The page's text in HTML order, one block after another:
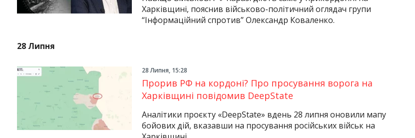
Харківщині, пояснив військово-політичний оглядач групи
“Інформаційний спротив” Олександр Коваленко.
28 Липня
28 Липня, 15:28
Прорив РФ на кордоні? Про просування ворога на
Харківщині повідомив DeepState
Аналітики проєкту «DeepState» вдень 28 липня оновили мапу
бойових дій, вказавши на просування російських військ на